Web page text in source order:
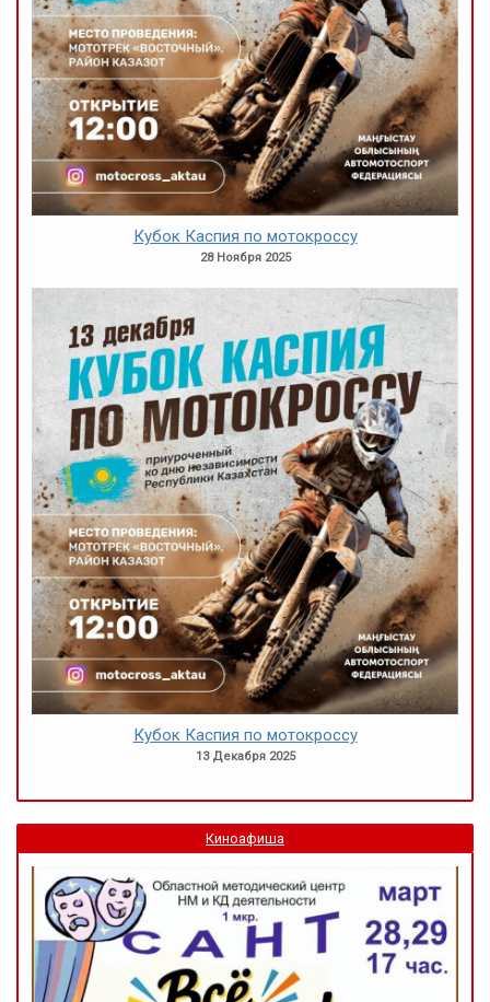
Кубок Каспия по мотокроссу
28 Ноября 2025
Кубок Каспия по мотокроссу
13 Декабря 2025
Киноафиша